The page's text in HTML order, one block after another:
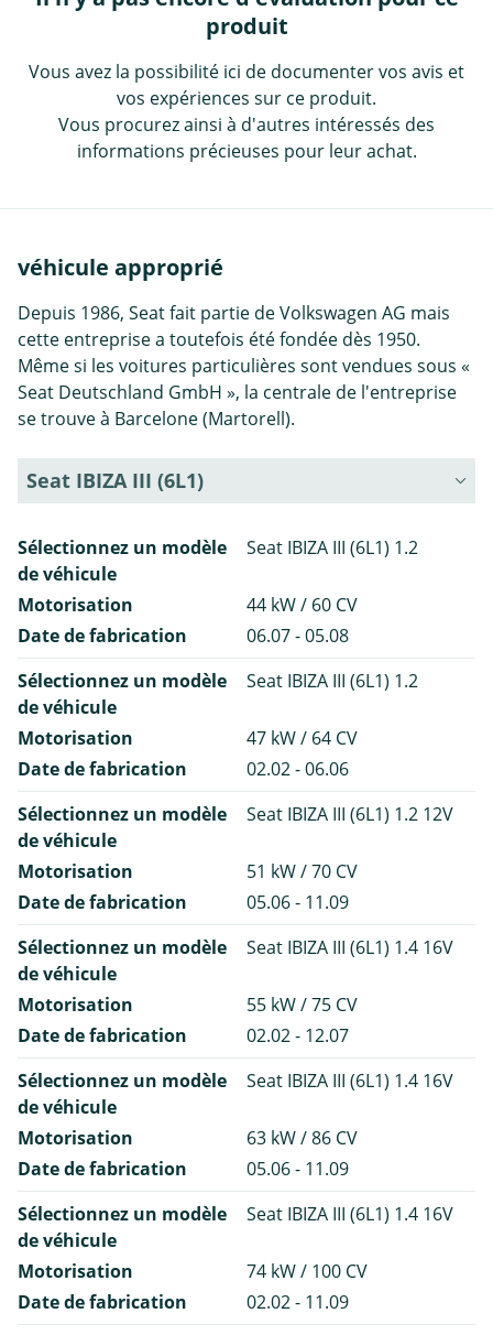
produit
Vous avez la possibilité ici de documenter vos avis et
vos expériences sur ce produit.
Vous procurez ainsi à d'autres intéressés des
informations précieuses pour leur achat.
véhicule approprié
Depuis 1986, Seat fait partie de Volkswagen AG mais
cette entreprise a toutefois été fondée dès 1950.
Même si les voitures particulières sont vendues sous «
Seat Deutschland GmbH », la centrale de l'entreprise
se trouve à Barcelone (Martorell).
Seat IBIZA III (6L1)
Sélectionnez un modèle
de véhicule
Seat IBIZA III (6L1) 1.2
Motorisation
44 kW / 60 CV
Date de fabrication
06.07 - 05.08
Sélectionnez un modèle
de véhicule
Seat IBIZA III (6L1) 1.2
Motorisation
47 kW / 64 CV
Date de fabrication
02.02 - 06.06
Sélectionnez un modèle
de véhicule
Seat IBIZA III (6L1) 1.2 12V
Motorisation
51 kW / 70 CV
Date de fabrication
05.06 - 11.09
Sélectionnez un modèle
de véhicule
Seat IBIZA III (6L1) 1.4 16V
Motorisation
55 kW / 75 CV
Date de fabrication
02.02 - 12.07
Sélectionnez un modèle
de véhicule
Seat IBIZA III (6L1) 1.4 16V
Motorisation
63 kW / 86 CV
Date de fabrication
05.06 - 11.09
Sélectionnez un modèle
de véhicule
Seat IBIZA III (6L1) 1.4 16V
Motorisation
74 kW / 100 CV
Date de fabrication
02.02 - 11.09